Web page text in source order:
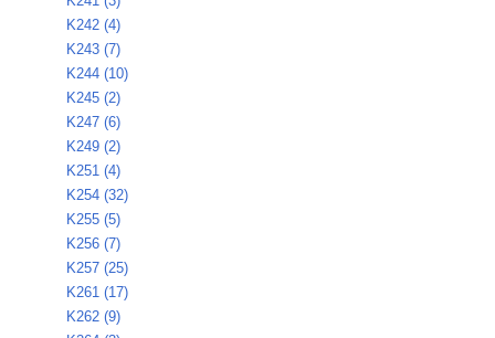
K242 (4)
K243 (7)
K244 (10)
K245 (2)
K247 (6)
K249 (2)
K251 (4)
K254 (32)
K255 (5)
K256 (7)
K257 (25)
K261 (17)
K262 (9)